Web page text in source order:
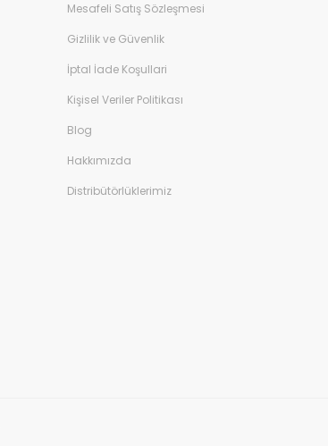
Mesafeli Satış Sözleşmesi
Gizlilik ve Güvenlik
İptal İade Koşullari
Kişisel Veriler Politikası
Blog
Hakkımızda
Distribütörlüklerimiz